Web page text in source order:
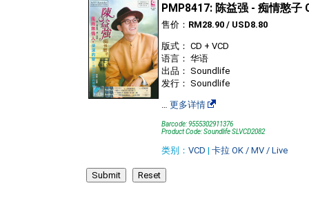
PMP8417: 陈益强 - 痴情憨子
售价： RM28.90 / USD8.80
版式： CD + VCD
语言： 华语
出品： Soundlife
发行： Soundlife
… 更多详情
Barcode: 9555302911376
Product Code: Soundlife SLVCD2082
类别： VCD | 卡拉 OK / MV / Live